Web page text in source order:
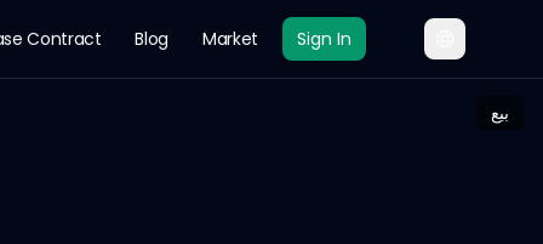
Contract Blog Market Sign In
بيع